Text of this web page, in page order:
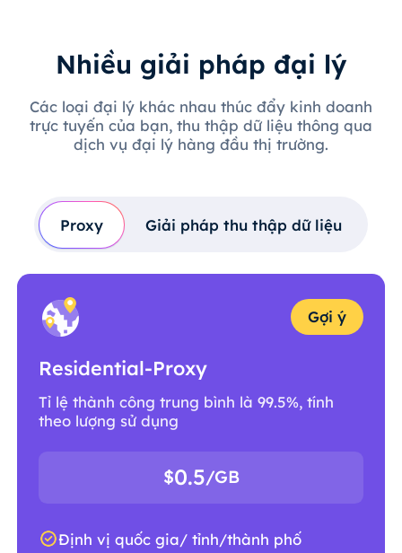
Nhiều giải pháp đại lý
Các loại đại lý khác nhau thúc đẩy kinh doanh
trực tuyến của bạn, thu thập dữ liệu thông qua
dịch vụ đại lý hàng đầu thị trường.
Proxy Giải pháp thu thập dữ liệu
Gợi ý
Residential-Proxy
Tỉ lệ thành công trung bình là 99.5%, tính
theo lượng sử dụng
$0.5/GB
Định vị quốc gia/ tỉnh/thành phố